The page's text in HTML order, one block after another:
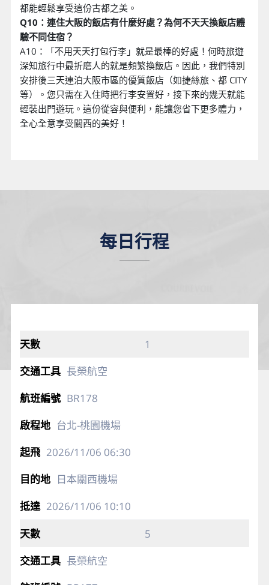
都能輕鬆享受這份古都之美。
Q10：連住大阪的飯店有什麼好處？為何不天天換飯店體
驗不同住宿？
A10：「不用天天打包行李」就是最棒的好處！何時旅遊
深知旅行中最折磨人的就是頻繁換飯店。因此，我們特別
安排後三天連泊大阪市區的優質飯店（如捷絲旅、都 CITY
等）。您只需在入住時把行李安置好，接下來的幾天就能
輕裝出門遊玩。這份從容與便利，能讓您省下更多體力，
全心全意享受關西的美好！
每日行程
1
長榮航空
BR178
台北-桃園機場
2026/11/06 06:30
日本關西機場
2026/11/06 10:10
5
長榮航空